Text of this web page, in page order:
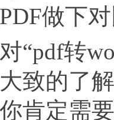
做下
转
致的了
肯定需